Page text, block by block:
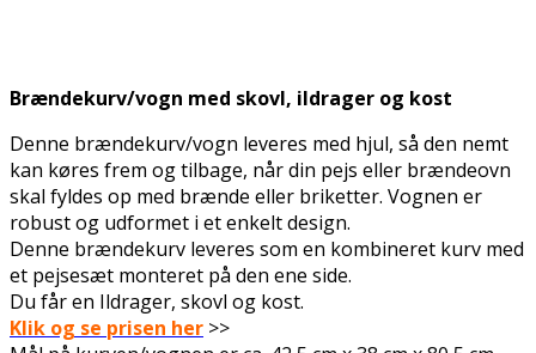
Brændekurv/vogn med skovl, ildrager og kost
Denne brændekurv/vogn leveres med hjul, så den nemt
kan køres frem og tilbage, når din pejs eller brændeovn
skal fyldes op med brænde eller briketter. Vognen er
robust og udformet i et enkelt design.
Denne brændekurv leveres som en kombineret kurv med
et pejsesæt monteret på den ene side.
Du får en Ildrager, skovl og kost.
Klik og se prisen her >>